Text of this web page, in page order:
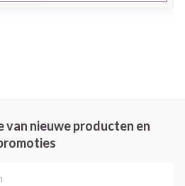
van nieuwe producten en